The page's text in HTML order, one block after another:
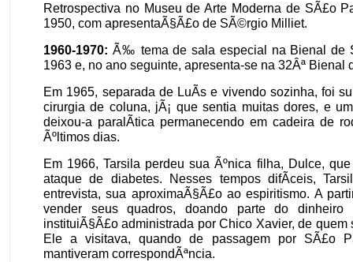
Retrospectiva no Museu de Arte Moderna de SÃ£o
1950, com apresentaÃ§Ã£o de SÃ©rgio Milliet.
1960-1970: Ã‰ tema de sala especial na Bienal de
1963 e, no ano seguinte, apresenta-se na 32Âª Bienal
Em 1965, separada de LuÃ­s e vivendo sozinha, foi
cirurgia de coluna, jÃ¡ que sentia muitas dores, e
deixou-a paralÃ­tica permanecendo em cadeira de
Ãºltimos dias.
Em 1966, Tarsila perdeu sua Ãºnica filha, Dulce,
ataque de diabetes. Nesses tempos difÃ­ceis,
entrevista, sua aproximaÃ§Ã£o ao espiritismo. A
vender seus quadros, doando parte do
instituiÃ§Ã£o administrada por Chico Xavier, de quem
Ele a visitava, quando de passagem por SÃ£o
mantiveram correspondÃªncia.